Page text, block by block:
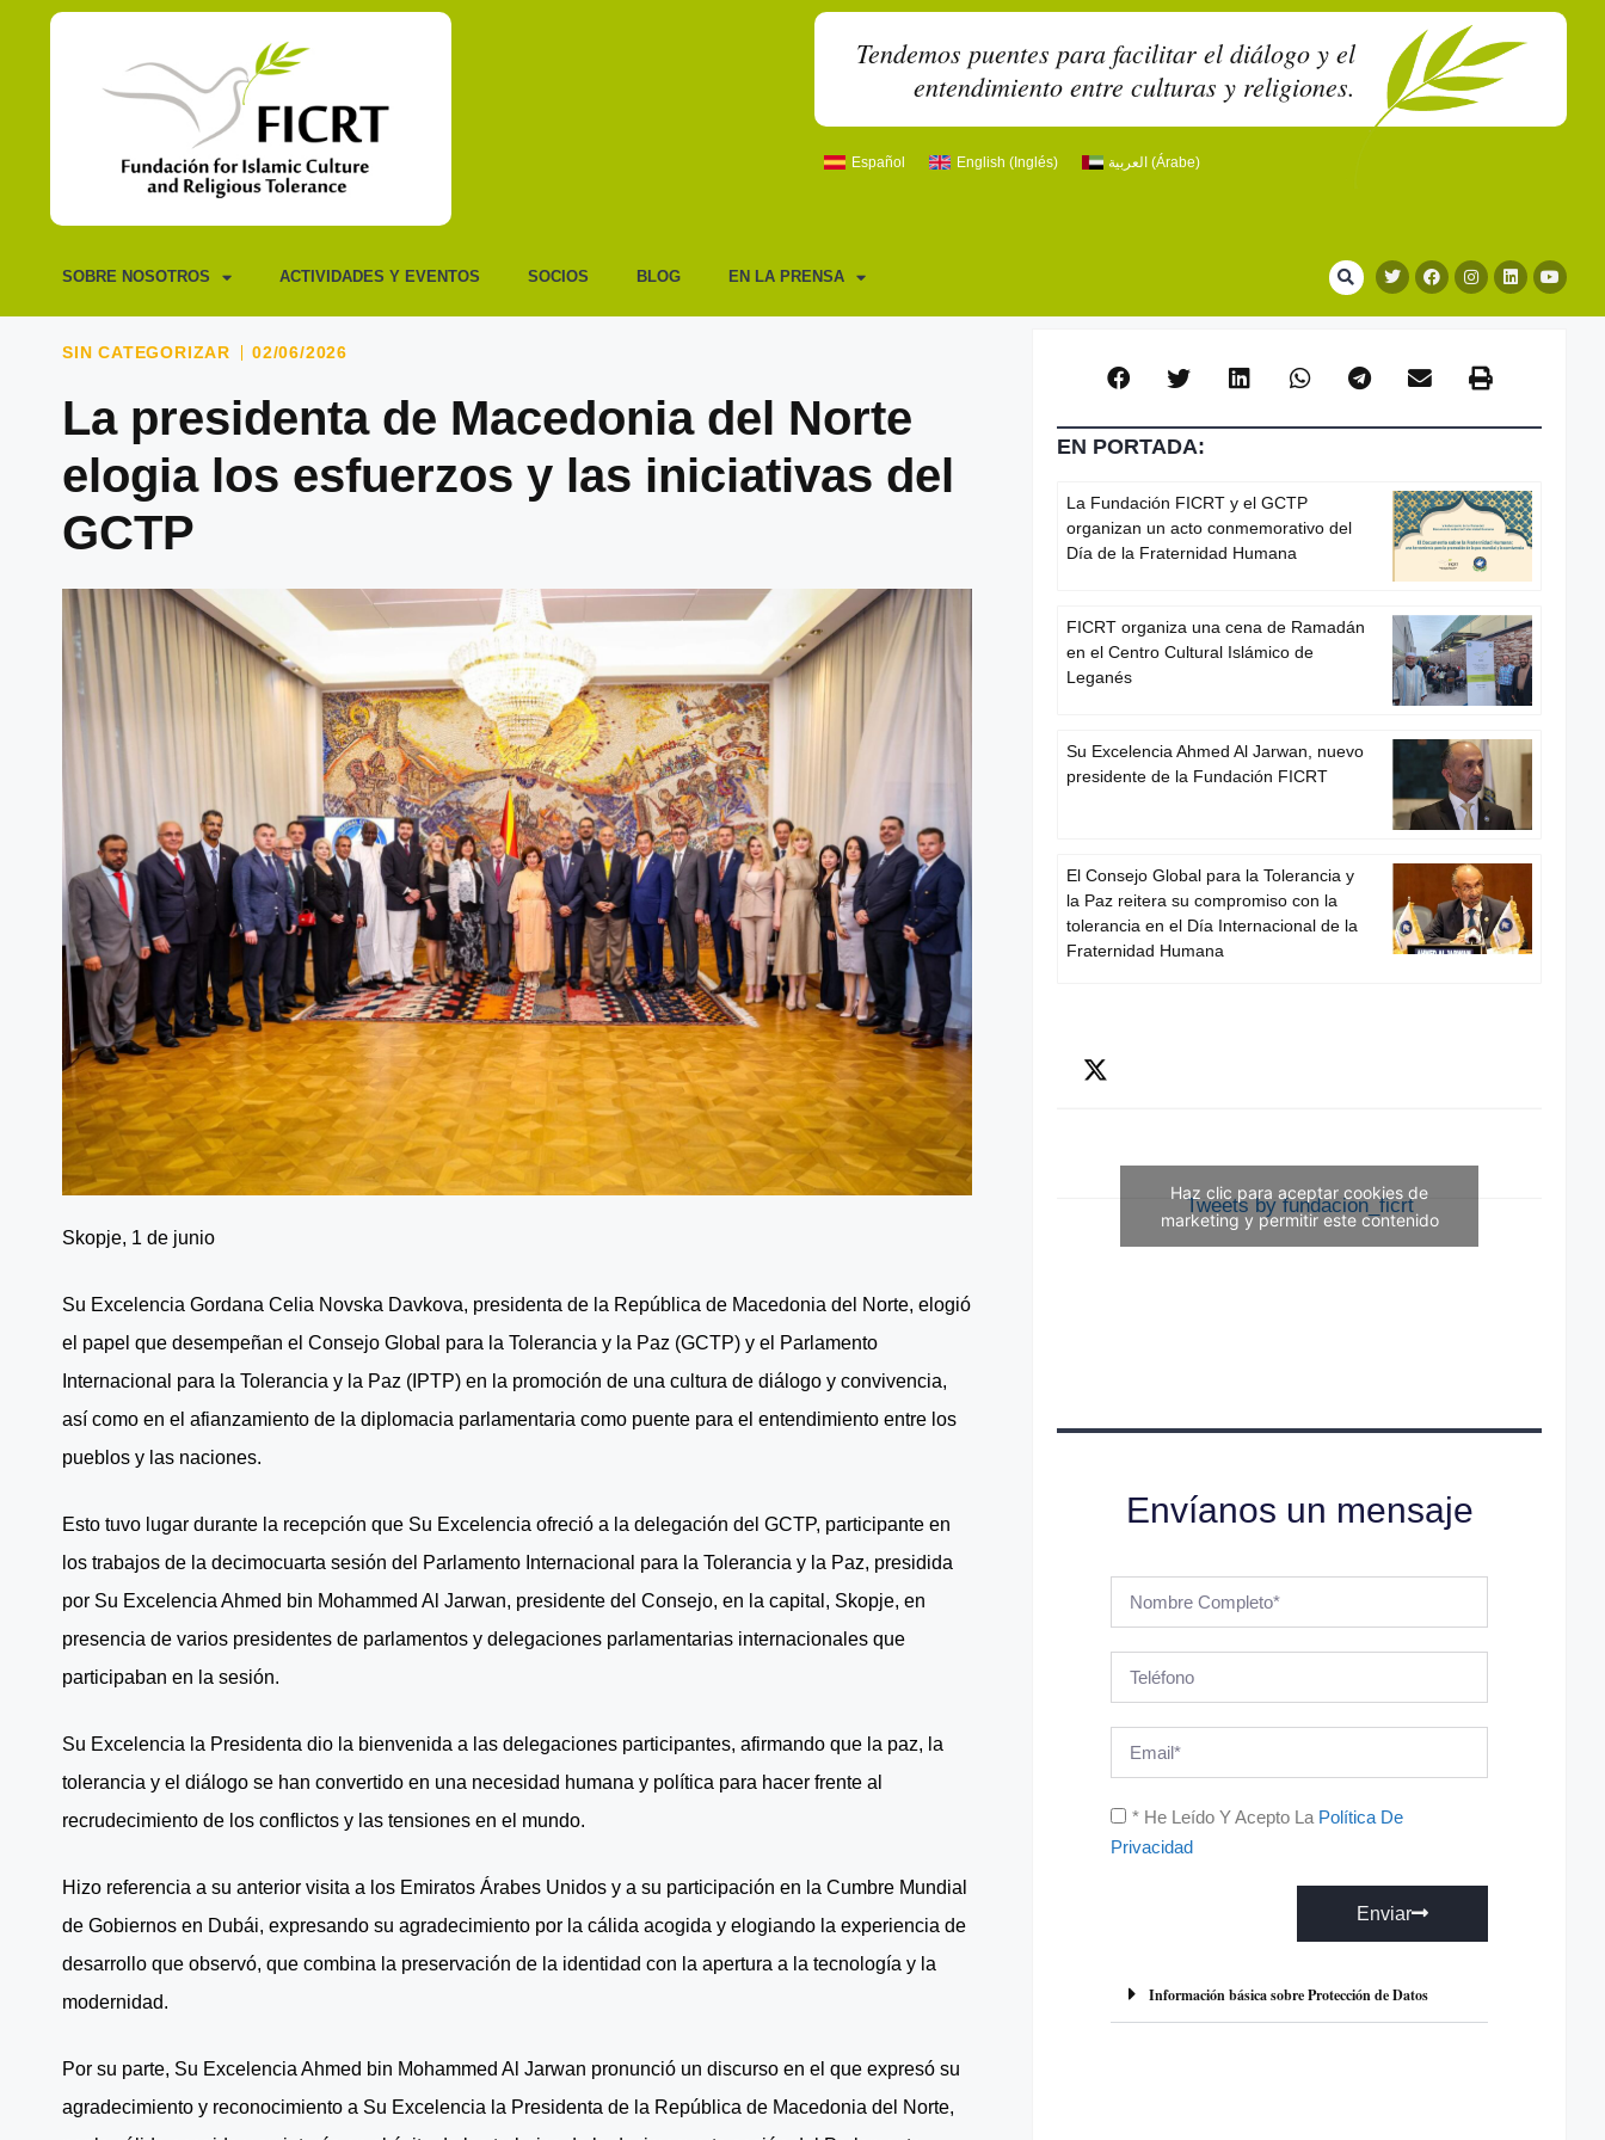
Tendemos puentes para facilitar el diálogo y el
entendimiento entre culturas y religiones.
Español English (Inglés) العربية (Árabe)
SOBRE NOSOTROS ACTIVIDADES Y EVENTOS SOCIOS BLOG EN LA PRENSA
SIN CATEGORIZAR 02/06/2026
La presidenta de Macedonia del Norte
elogia los esfuerzos y las iniciativas del
GCTP
Skopje, 1 de junio
Su Excelencia Gordana Celia Novska Davkova, presidenta de la República de Macedonia del Norte, elogió
el papel que desempeñan el Consejo Global para la Tolerancia y la Paz (GCTP) y el Parlamento
Internacional para la Tolerancia y la Paz (IPTP) en la promoción de una cultura de diálogo y convivencia,
así como en el afianzamiento de la diplomacia parlamentaria como puente para el entendimiento entre los
pueblos y las naciones.
Esto tuvo lugar durante la recepción que Su Excelencia ofreció a la delegación del GCTP, participante en
los trabajos de la decimocuarta sesión del Parlamento Internacional para la Tolerancia y la Paz, presidida
por Su Excelencia Ahmed bin Mohammed Al Jarwan, presidente del Consejo, en la capital, Skopje, en
presencia de varios presidentes de parlamentos y delegaciones parlamentarias internacionales que
participaban en la sesión.
Su Excelencia la Presidenta dio la bienvenida a las delegaciones participantes, afirmando que la paz, la
tolerancia y el diálogo se han convertido en una necesidad humana y política para hacer frente al
recrudecimiento de los conflictos y las tensiones en el mundo.
Hizo referencia a su anterior visita a los Emiratos Árabes Unidos y a su participación en la Cumbre Mundial
de Gobiernos en Dubái, expresando su agradecimiento por la cálida acogida y elogiando la experiencia de
desarrollo que observó, que combina la preservación de la identidad con la apertura a la tecnología y la
modernidad.
Por su parte, Su Excelencia Ahmed bin Mohammed Al Jarwan pronunció un discurso en el que expresó su
agradecimiento y reconocimiento a Su Excelencia la Presidenta de la República de Macedonia del Norte,
EN PORTADA:
La Fundación FICRT y el GCTP
organizan un acto conmemorativo del
Día de la Fraternidad Humana
FICRT organiza una cena de Ramadán
en el Centro Cultural Islámico de
Leganés
Su Excelencia Ahmed Al Jarwan, nuevo
presidente de la Fundación FICRT
El Consejo Global para la Tolerancia y
la Paz reitera su compromiso con la
tolerancia en el Día Internacional de la
Fraternidad Humana
Tweets by fundacion_ficrt
Haz clic para aceptar cookies de
marketing y permitir este contenido
Envíanos un mensaje
* He Leído Y Acepto La Política De
Privacidad
Enviar
t
Información básica sobre Protección de Datos